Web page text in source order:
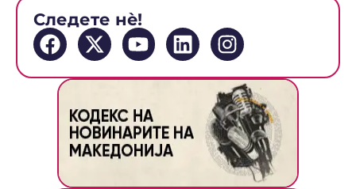
Следете нè!